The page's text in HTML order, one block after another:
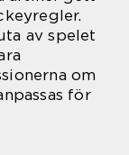
av spelet
om
för